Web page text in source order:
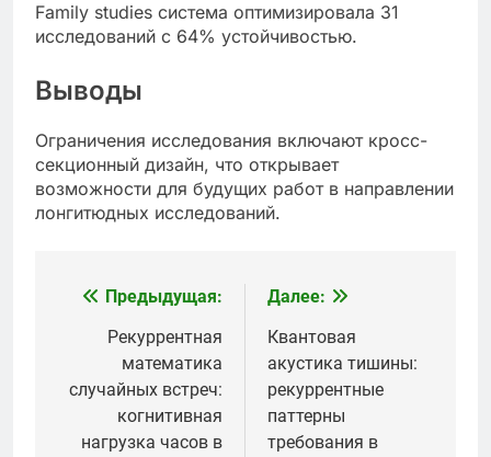
Family studies система оптимизировала 31
исследований с 64% устойчивостью.
Выводы
Ограничения исследования включают кросс-
секционный дизайн, что открывает
возможности для будущих работ в направлении
лонгитюдных исследований.
Навигация
записям
Предыдущая:
Рекуррентная
математика
случайных встреч:
когнитивная
нагрузка часов в
Далее:
Квантовая
акустика тишины:
рекуррентные
паттерны
требования в